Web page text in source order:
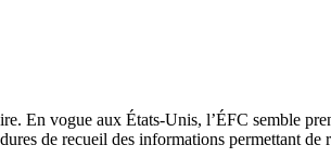
vogue aux États-Unis, l’ÉFC semble
de recueil des informations permettant